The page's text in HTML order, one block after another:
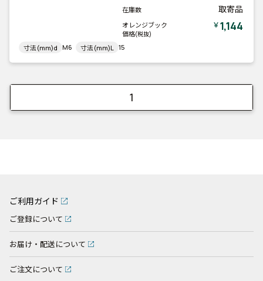
在庫数 取寄品
オレンジブック
価格(税抜)
￥1,144
寸法(mm)d M6 寸法(mm)L 15
1
ご利用ガイド
ご登録について
お届け・配送について
ご注文について